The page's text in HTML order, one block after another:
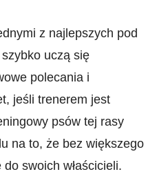
z najlepszych pod
uczą się
polecania i
jeśli trenerem jest
psów tej rasy
na to, że bez większego
swoich właścicieli.